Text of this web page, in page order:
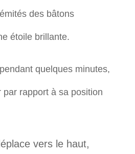
des bâtons
étoile brillante.
quelques minutes,
rapport à sa position
vers le haut,